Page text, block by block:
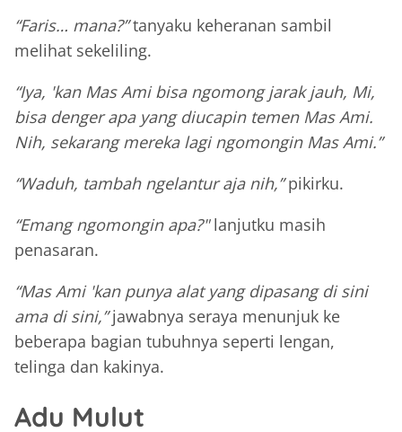
“Faris… mana?”tanyaku keheranan sambil
melihat sekeliling.
“Iya, 'kan Mas Ami bisa ngomong jarak jauh, Mi,
bisa denger apa yang diucapin temen Mas Ami.
Nih, sekarang mereka lagi ngomongin Mas Ami.”
“Waduh, tambah ngelantur aja nih,”pikirku.
“Emang ngomongin apa?"lanjutku masih
penasaran.
“Mas Ami 'kan punya alat yang dipasang di sini
ama di sini,”jawabnya seraya menunjuk ke
beberapa bagian tubuhnya seperti lengan,
telinga dan kakinya.
Adu Mulut